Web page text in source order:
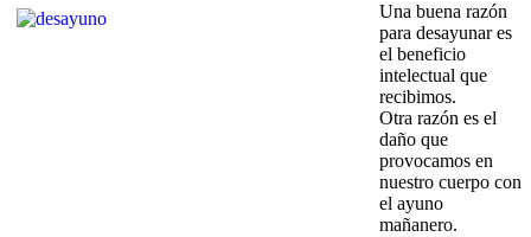
Una buena razón
para desayunar es
el beneficio
intelectual que
recibimos.
Otra razón es el
daño que
provocamos en
nuestro cuerpo con
el ayuno
mañanero.